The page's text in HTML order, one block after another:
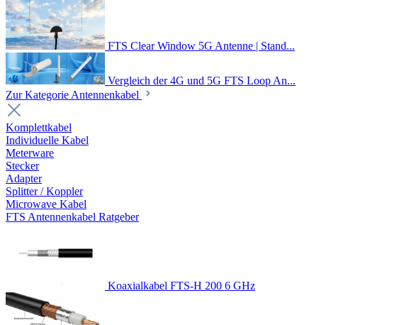
FTS Clear Window 5G Antenne | Stand...
Vergleich der 4G und 5G FTS Loop An...
Zur Kategorie Antennenkabel
Komplettkabel
Individuelle Kabel
Meterware
Stecker
Adapter
Splitter / Koppler
Microwave Kabel
FTS Antennenkabel Ratgeber
Koaxialkabel FTS-H 200 6 GHz